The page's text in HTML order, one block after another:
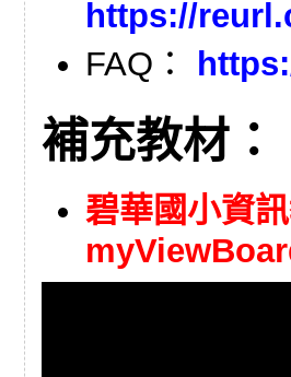
https://
FAQ：
補充教材：
碧華國小資